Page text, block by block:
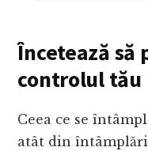
Încetează să
controlul tău
Ceea ce se
atât din întâmplări